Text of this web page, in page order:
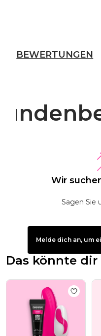
BEWERTUNGEN
Wir
Sagen Sie
Melde dich an, um
Das könnte
Add to